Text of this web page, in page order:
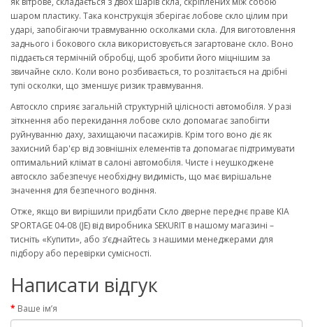
шаром пластику. Така конструкція зберігає лобове скло цілим при
ударі, запобігаючи травмуванню осколками скла. Для виготовлення
заднього і бокового скла використовується загартоване скло. Воно
піддається термічній обробці, щоб зробити його міцнішим за
звичайне скло. Коли воно розбивається, то розлітається на дрібні
тупі осколки, що зменшує ризик травмування.
Автоскло сприяє загальній структурній цілісності автомобіля. У разі
зіткнення або перекидання лобове скло допомагає запобігти
руйнуванню даху, захищаючи пасажирів. Крім того воно діє як
захисний бар'єр від зовнішніх елементів та допомагає підтримувати
оптимальний клімат в салоні автомобіля. Чисте і неушкоджене
автоскло забезпечує необхідну видимість, що має вирішальне
значення для безпечного водіння.
Отже, якщо ви вирішили придбати Скло дверне переднє праве KIA
SPORTAGE 04-08 (JE) від виробника SEKURIT в нашому магазині –
тисніть «Купити», або з’єднайтесь з нашими менеджерами для
підбору або перевірки сумісності.
Написати відгук
Ваше ім’я